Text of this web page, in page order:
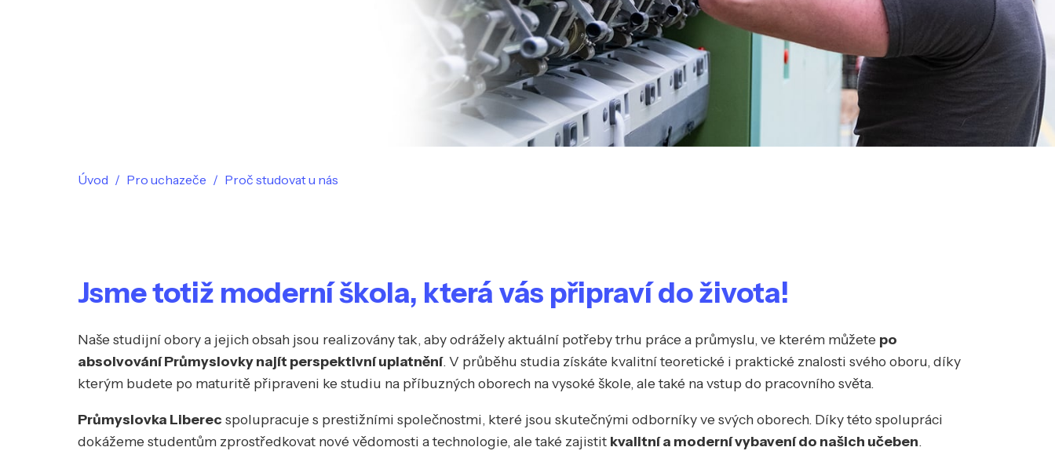
Úvod Pro uchazeče Proč studovat u nás
Jsme totiž moderní škola, která vás připraví do života!
Naše studijní obory a jejich obsah jsou realizovány tak, aby odrážely aktuální potřeby trhu práce a průmyslu, ve kterém můžete po
absolvování Průmyslovky najít perspektivní uplatnění. V průběhu studia získáte kvalitní teoretické i praktické znalosti svého oboru, díky
kterým budete po maturitě připraveni ke studiu na příbuzných oborech na vysoké škole, ale také na vstup do pracovního světa.
Průmyslovka Liberec spolupracuje s prestižními společnostmi, které jsou skutečnými odborníky ve svých oborech. Díky této spolupráci
dokážeme studentům zprostředkovat nové vědomosti a technologie, ale také zajistit kvalitní a moderní vybavení do našich učeben.